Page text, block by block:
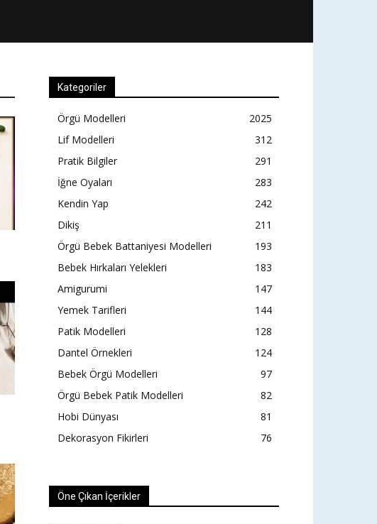
Kategoriler
Örgü Modelleri
2025
Lif Modelleri
312
Pratik Bilgiler
291
İğne Oyaları
283
Kendin Yap
242
Dikiş
211
Örgü Bebek Battaniyesi Modelleri
193
Bebek Hırkaları Yelekleri
183
Amigurumi
147
Yemek Tarifleri
144
Patik Modelleri
128
Dantel Örnekleri
124
Bebek Örgü Modelleri
97
Örgü Bebek Patik Modelleri
82
Hobi Dünyası
81
Dekorasyon Fikirleri
76
Öne Çıkan İçerikler